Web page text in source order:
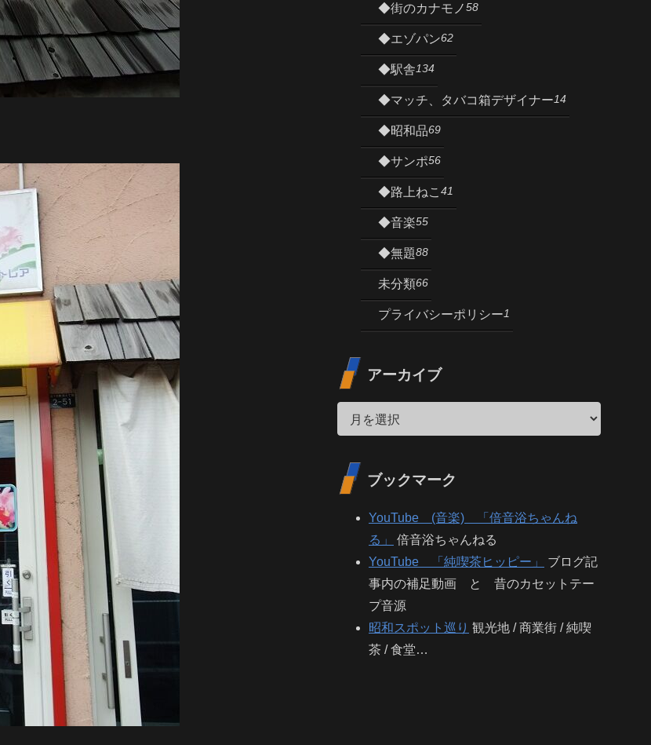
◆街のカナモノ58
◆エゾパン62
◆駅舎134
◆マッチ、タバコ箱デザイナー14
◆昭和品69
◆サンポ56
◆路上ねこ 41
◆音楽55
◆無題88
未分類66
プライバシーポリシー1
アーカイブ
ブックマーク
YouTube (音楽) 「倍音浴ちゃんね
る」
倍音浴ちゃんねる
YouTube 「純喫茶ヒッピー」
ブログ記
事内の補足動画 と 昔のカセットテー
プ音源
昭和スポット巡り 観光地 / 商業街 / 純喫
茶 / 食堂…